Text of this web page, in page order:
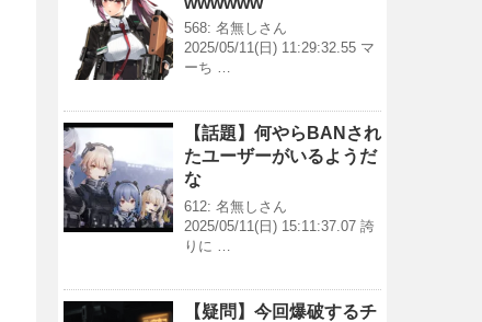
568: 名無しさん
2025/05/11(日) 11:29:32.55 マ
ーち …
【話題】何やらBANされ
たユーザーがいるようだ
な
612: 名無しさん
2025/05/11(日) 15:11:37.07 誇
りに …
【疑問】今回爆破するチ